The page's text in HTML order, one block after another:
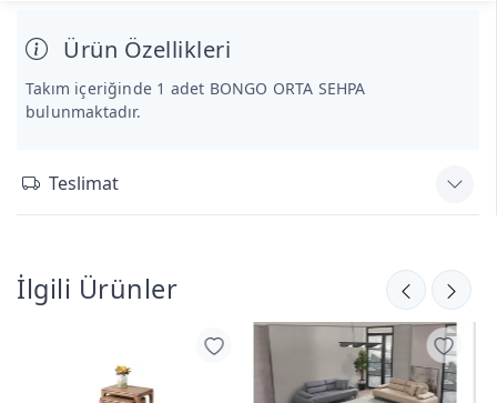
Ürün Özellikleri
Takım içeriğinde 1 adet BONGO ORTA SEHPA
bulunmaktadır.
Teslimat
İlgili Ürünler